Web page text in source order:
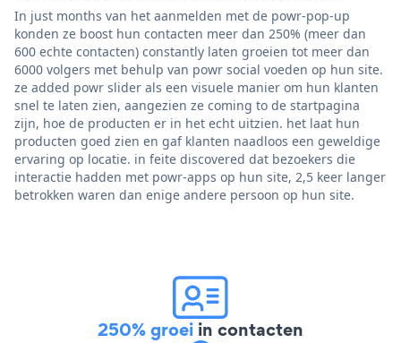
In just months van het aanmelden met de powr-pop-up
konden ze boost hun contacten meer dan 250% (meer dan
600 echte contacten) constantly laten groeien tot meer dan
6000 volgers met behulp van powr social voeden op hun site.
ze added powr slider als een visuele manier om hun klanten
snel te laten zien, aangezien ze coming to de startpagina
zijn, hoe de producten er in het echt uitzien. het laat hun
producten goed zien en gaf klanten naadloos een geweldige
ervaring op locatie. in feite discovered dat bezoekers die
interactie hadden met powr-apps op hun site, 2,5 keer langer
betrokken waren dan enige andere persoon op hun site.
250% groei in contacten